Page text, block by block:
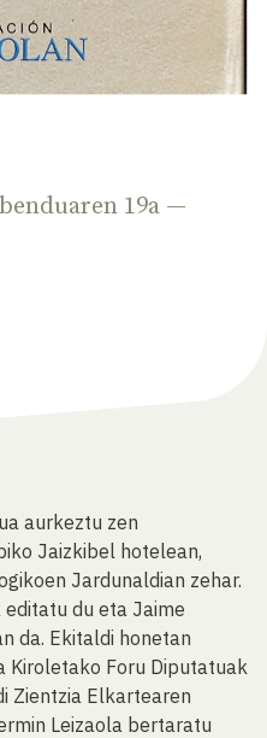
19a —
aurkeztu zen
Jaizkibel hotelean,
Jardunaldian zehar.
editatu du eta Jaime
da. Ekitaldi honetan
Kiroletako Foru Diputatuak
Zientzia Elkartearen
Leizaola bertaratu